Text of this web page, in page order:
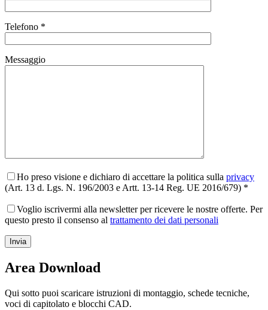
Telefono *
Messaggio
Ho preso visione e dichiaro di accettare la politica sulla privacy
(Art. 13 d. Lgs. N. 196/2003 e Artt. 13-14 Reg. UE 2016/679) *
Voglio iscrivermi alla newsletter per ricevere le nostre offerte. Per
questo presto il consenso al trattamento dei dati personali
Area Download
Qui sotto puoi scaricare istruzioni di montaggio, schede tecniche,
voci di capitolato e blocchi CAD.